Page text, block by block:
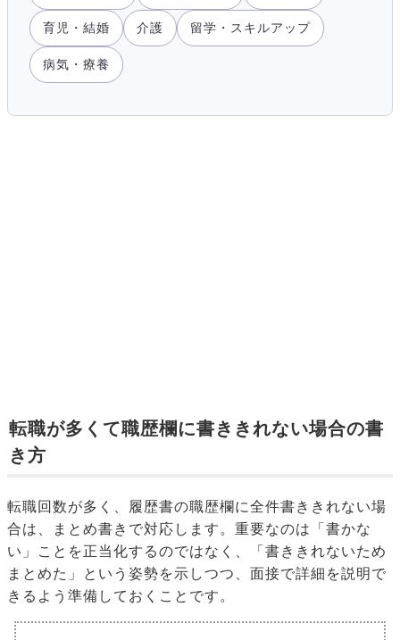
育児・結婚 介護 留学・スキルアップ
病気・療養
転職が多くて職歴欄に書ききれない場合の書
き方
転職回数が多く、履歴書の職歴欄に全件書ききれない場
合は、まとめ書きで対応します。重要なのは「書かな
い」ことを正当化するのではなく、「書ききれないため
まとめた」という姿勢を示しつつ、面接で詳細を説明で
きるよう準備しておくことです。